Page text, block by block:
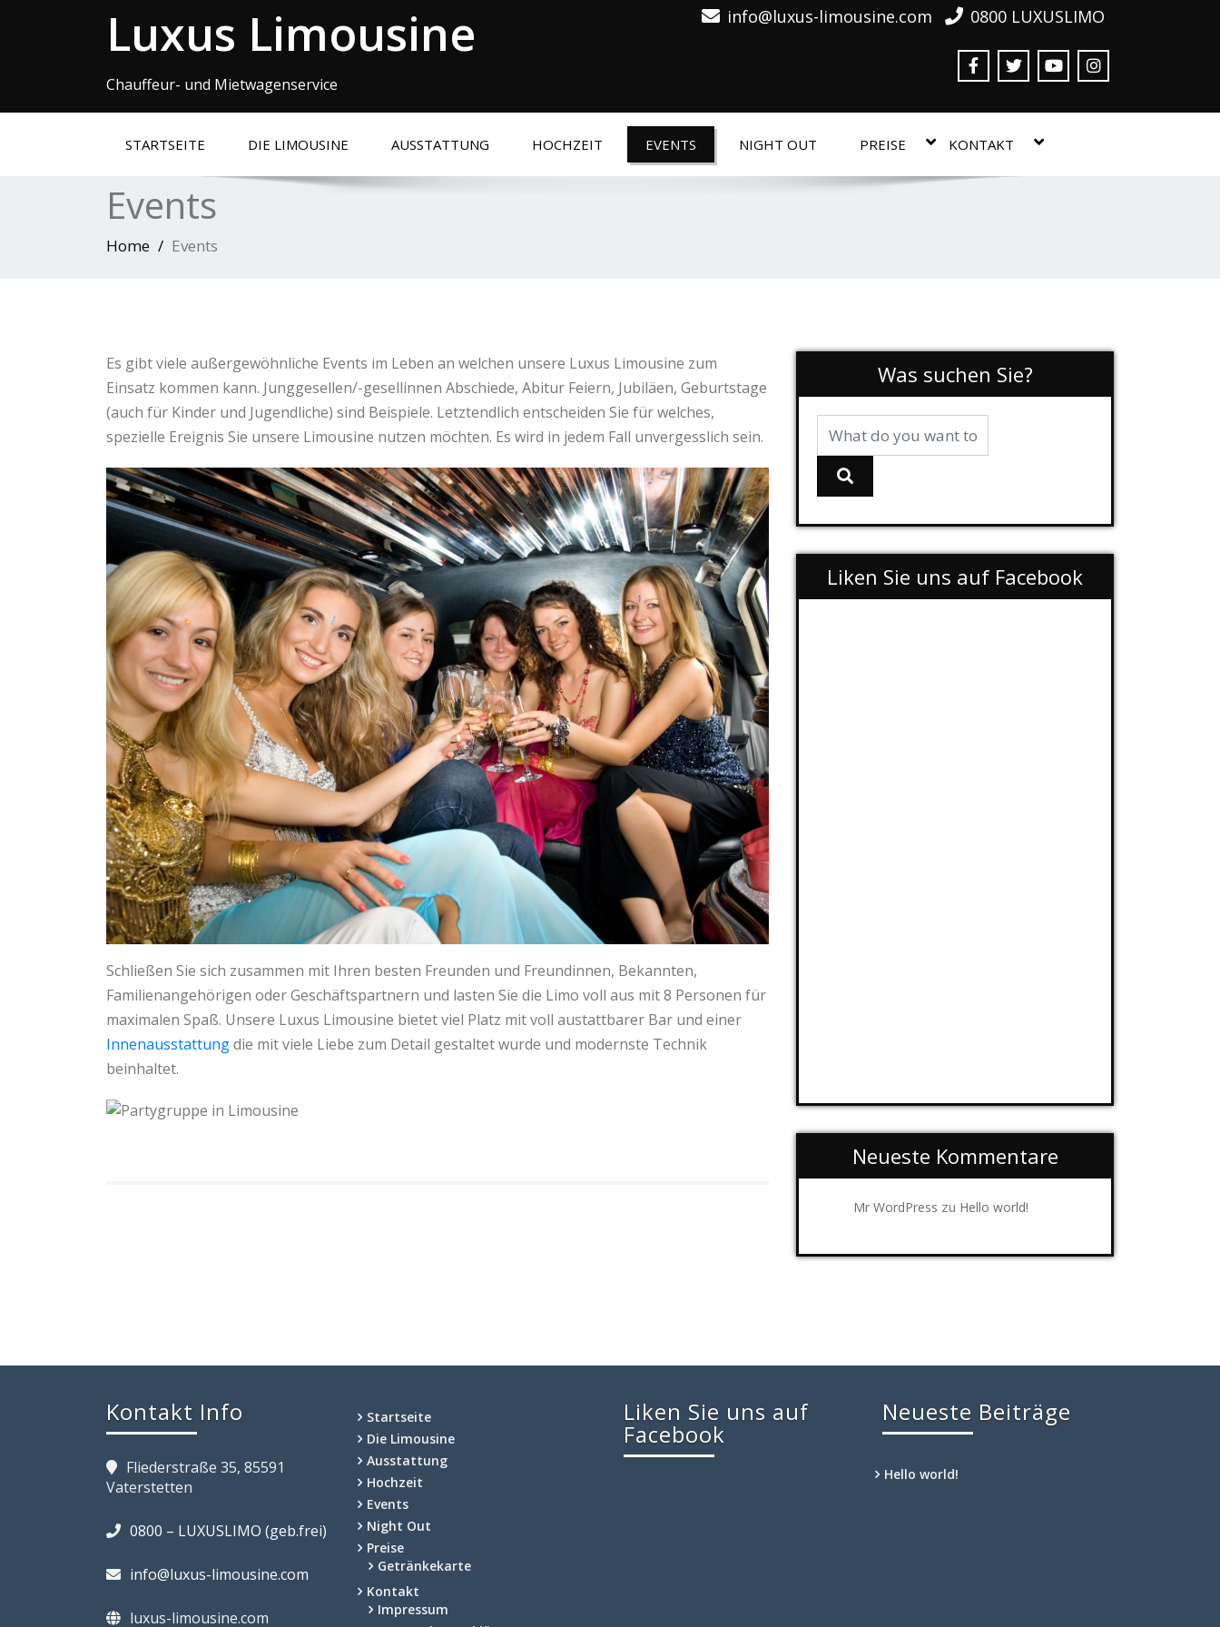
Luxus Limousine
Chauffeur- und Mietwagenservice
info@luxus-limousine.com 0800 LUXUSLIMO
STARTSEITE DIE LIMOUSINE AUSSTATTUNG HOCHZEIT EVENTS NIGHT OUT PREISE KONTAKT
Events
Home Events
Es gibt viele außergewöhnliche Events im Leben an welchen unsere Luxus Limousine zum
Einsatz kommen kann. Junggesellen/-gesellinnen Abschiede, Abitur Feiern, Jubiläen, Geburtstage
(auch für Kinder und Jugendliche) sind Beispiele. Letztendlich entscheiden Sie für welches,
spezielle Ereignis Sie unsere Limousine nutzen möchten. Es wird in jedem Fall unvergesslich sein.
Schließen Sie sich zusammen mit Ihren besten Freunden und Freundinnen, Bekannten,
Familienangehörigen oder Geschäftspartnern und lasten Sie die Limo voll aus mit 8 Personen für
maximalen Spaß. Unsere Luxus Limousine bietet viel Platz mit voll austattbarer Bar und einer
Innenausstattungdie mit viele Liebe zum Detail gestaltet wurde und modernste Technik
beinhaltet.
Was suchen Sie?
Liken Sie uns auf Facebook
Neueste Kommentare
Mr WordPress zu Hello world!
Kontakt Info
Fliederstraße 35, 85591
Vaterstetten
0800 – LUXUSLIMO (geb.frei)
info@luxus-limousine.com
luxus-limousine.com
Startseite
Die Limousine
Ausstattung
Hochzeit
Events
Night Out
Preise
Getränkekarte
Kontakt
Impressum
Liken Sie uns auf
Facebook
Neueste Beiträge
Hello world!